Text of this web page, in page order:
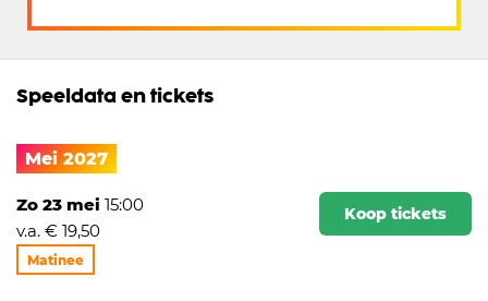
Speeldata en tickets
Mei 2027
Zo 23 mei 15:00
v.a. € 19,50
Matinee
Koop tickets